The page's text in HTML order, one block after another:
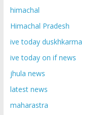
himachal
Himachal Pradesh
ive today duskhkarma
ive today on if news
jhula news
latest news
maharastra